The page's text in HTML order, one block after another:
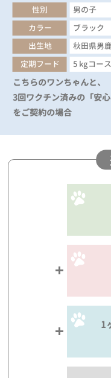
性別
男の子
カラー
ブラック
出生地
秋田県男
定期フード
5 kgコース
こちらのワンちゃんと、
3回ワクチン済みの「安
をご契約の場合
1